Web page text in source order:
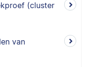
(cluster
van